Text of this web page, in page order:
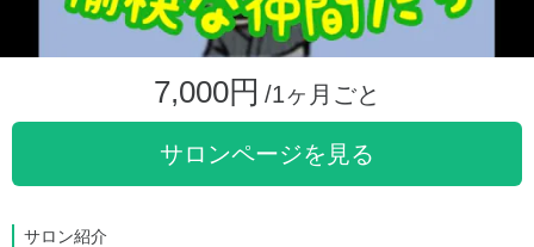
7,000円 /1ヶ月ごと
サロンページを見る
サロン紹介